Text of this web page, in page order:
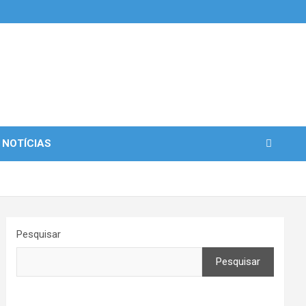
Pesquisar
Pesquisar